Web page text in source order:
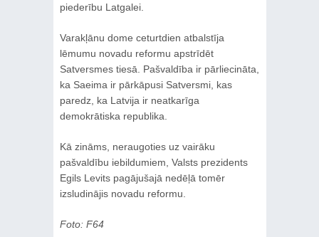
piederību Latgalei.
Varakļānu dome ceturtdien atbalstīja
lēmumu novadu reformu apstrīdēt
Satversmes tiesā. Pašvaldība ir pārliecināta,
ka Saeima ir pārkāpusi Satversmi, kas
paredz, ka Latvija ir neatkarīga
demokrātiska republika.
Kā zināms, neraugoties uz vairāku
pašvaldību iebildumiem, Valsts prezidents
Egils Levits pagājušajā nedēļā tomēr
izsludinājis novadu reformu.
Foto: F64